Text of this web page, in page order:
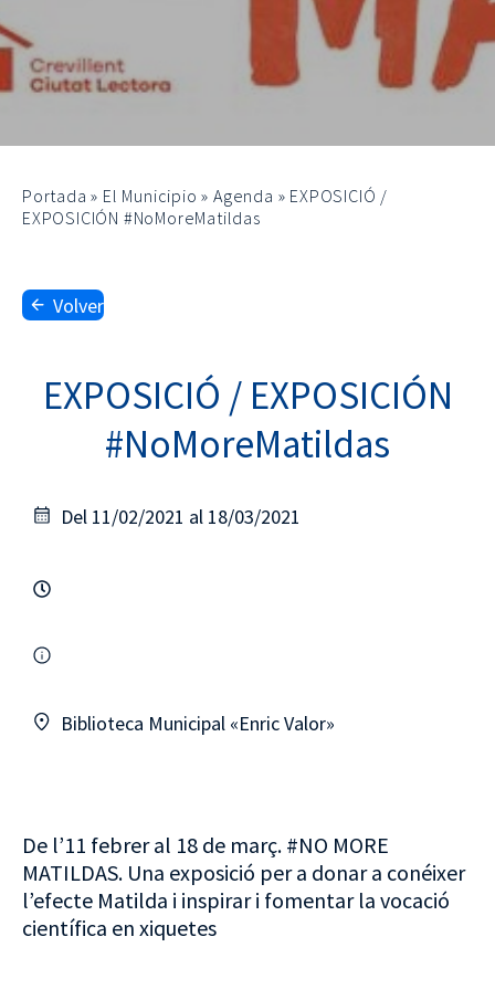
Portada » El Municipio »Agenda » EXPOSICIÓ /
EXPOSICIÓN #NoMoreMatildas
Volver
EXPOSICIÓ / EXPOSICIÓN
#NoMoreMatildas
Del 11/02/2021 al 18/03/2021
Biblioteca Municipal «Enric Valor»
De l’11 febrer al 18 de març. #NO MORE
MATILDAS. Una exposició per a donar a conéixer
l’efecte Matilda i inspirar i fomentar la vocació
científica en xiquetes